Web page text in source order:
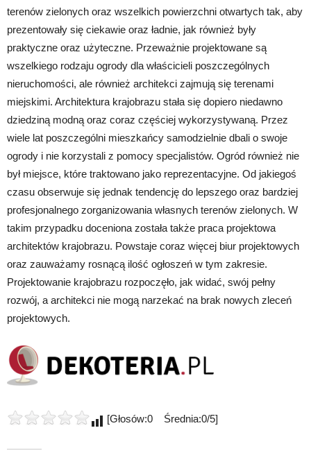
terenów zielonych oraz wszelkich powierzchni otwartych tak, aby
prezentowały się ciekawie oraz ładnie, jak również były
praktyczne oraz użyteczne. Przeważnie projektowane są
wszelkiego rodzaju ogrody dla właścicieli poszczególnych
nieruchomości, ale również architekci zajmują się terenami
miejskimi. Architektura krajobrazu stała się dopiero niedawno
dziedziną modną oraz coraz częściej wykorzystywaną. Przez
wiele lat poszczególni mieszkańcy samodzielnie dbali o swoje
ogrody i nie korzystali z pomocy specjalistów. Ogród również nie
był miejsce, które traktowano jako reprezentacyjne. Od jakiegoś
czasu obserwuje się jednak tendencję do lepszego oraz bardziej
profesjonalnego zorganizowania własnych terenów zielonych. W
takim przypadku doceniona została także praca projektowa
architektów krajobrazu. Powstaje coraz więcej biur projektowych
oraz zauważamy rosnącą ilość ogłoszeń w tym zakresie.
Projektowanie krajobrazu rozpoczęło, jak widać, swój pełny
rozwój, a architekci nie mogą narzekać na brak nowych zleceń
projektowych.
[Głosów:0 Średnia:0/5]